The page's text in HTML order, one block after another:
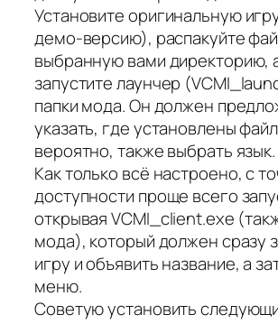
Установите оригинальную
демо-версию), распакуйте
выбранную вами директорию,
запустите лаунчер
папки мода. Он должен
указать, где установлены
вероятно, также выбрать язык.
Как только всё настроено, с
доступности проще всего
открывая VCMI_client.exe
мода), который должен сразу
игру и объявить название, а
меню.
Советую установить